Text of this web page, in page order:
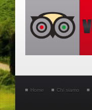
Home Chi siamo